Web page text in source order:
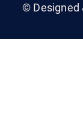
© Designed